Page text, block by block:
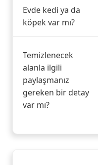
Evde kedi ya da
köpek var mı?
Temizlenecek
alanla ilgili
paylaşmanız
gereken bir detay
var mı?